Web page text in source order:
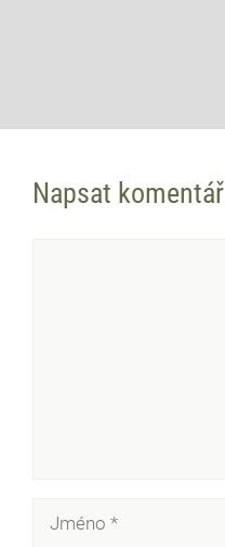
Napsat komentář